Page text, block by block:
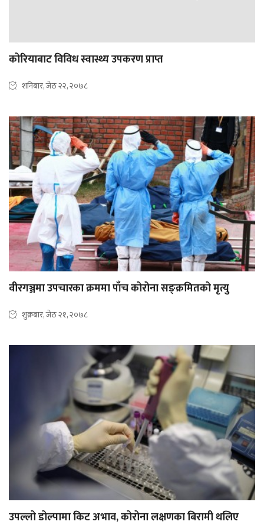
कोरियाबाट विविध स्वास्थ्य उपकरण प्राप्त
शनिबार, जेठ २२, २०७८
वीरगञ्जमा उपचारका क्रममा पाँच कोरोना सङ्क्रमितको मृत्यु
शुक्रबार, जेठ २१, २०७८
उपल्लो डोल्पामा किट अभाव, कोरोना लक्षणका बिरामी थलिए